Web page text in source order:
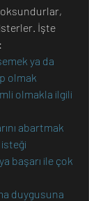
İşte
ya da
olmak
olmakla ilgili
abartmak
başarı ile çok
duygusuna